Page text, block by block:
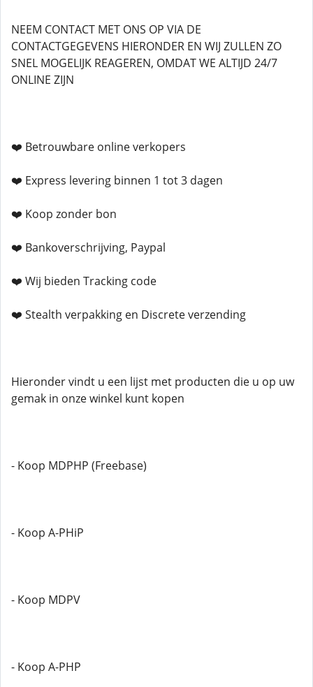
NEEM CONTACT MET ONS OP VIA DE
CONTACTGEGEVENS HIERONDER EN WIJ ZULLEN ZO
SNEL MOGELIJK REAGEREN, OMDAT WE ALTIJD 24/7
ONLINE ZIJN
❤️ Betrouwbare online verkopers
❤️ Express levering binnen 1 tot 3 dagen
❤️ Koop zonder bon
❤️ Bankoverschrijving, Paypal
❤️ Wij bieden Tracking code
❤️ Stealth verpakking en Discrete verzending
Hieronder vindt u een lijst met producten die u op uw
gemak in onze winkel kunt kopen
- Koop MDPHP (Freebase)
- Koop A-PHiP
- Koop MDPV
- Koop A-PHP